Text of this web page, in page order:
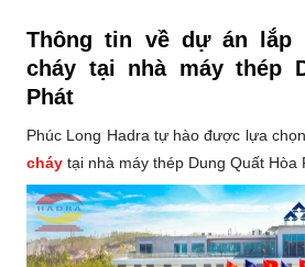
Thông tin về dự án lắp
cháy tại nhà máy thép
Phát
Phúc Long Hadra tự hào được lựa
cháy tại nhà máy thép Dung Quất Hòa